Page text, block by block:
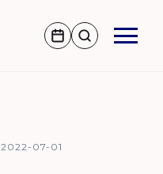
2022-07-01